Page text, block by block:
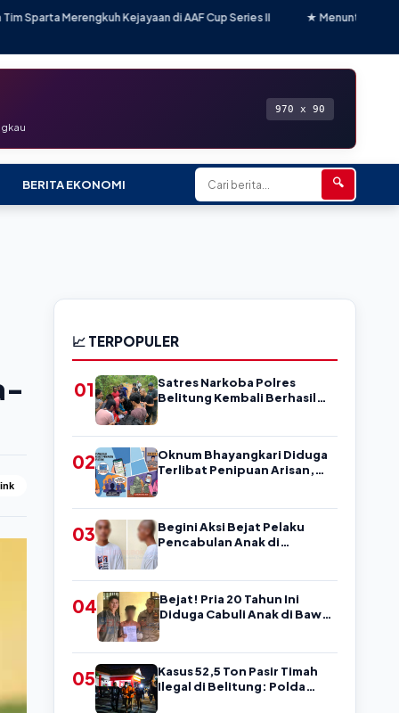
di AAF Cup Series II ★ Menuntut Keadilan Harga: Aksi
970 x 90
BERITA EKONOMI 🔍
📈 TERPOPULER
01
Satres Narkoba Polres
Belitung Kembali Berhasil
02
Oknum Bhayangkari Diduga
Terlibat Penipuan Arisan,
Korban?
03
Begini Aksi Bejat Pelaku
Pencabulan Anak di
04
Bejat! Pria 20 Tahun Ini
Diduga Cabuli Anak di Bawah
05
Kasus 52,5 Ton Pasir Timah
Ilegal di Belitung: Polda